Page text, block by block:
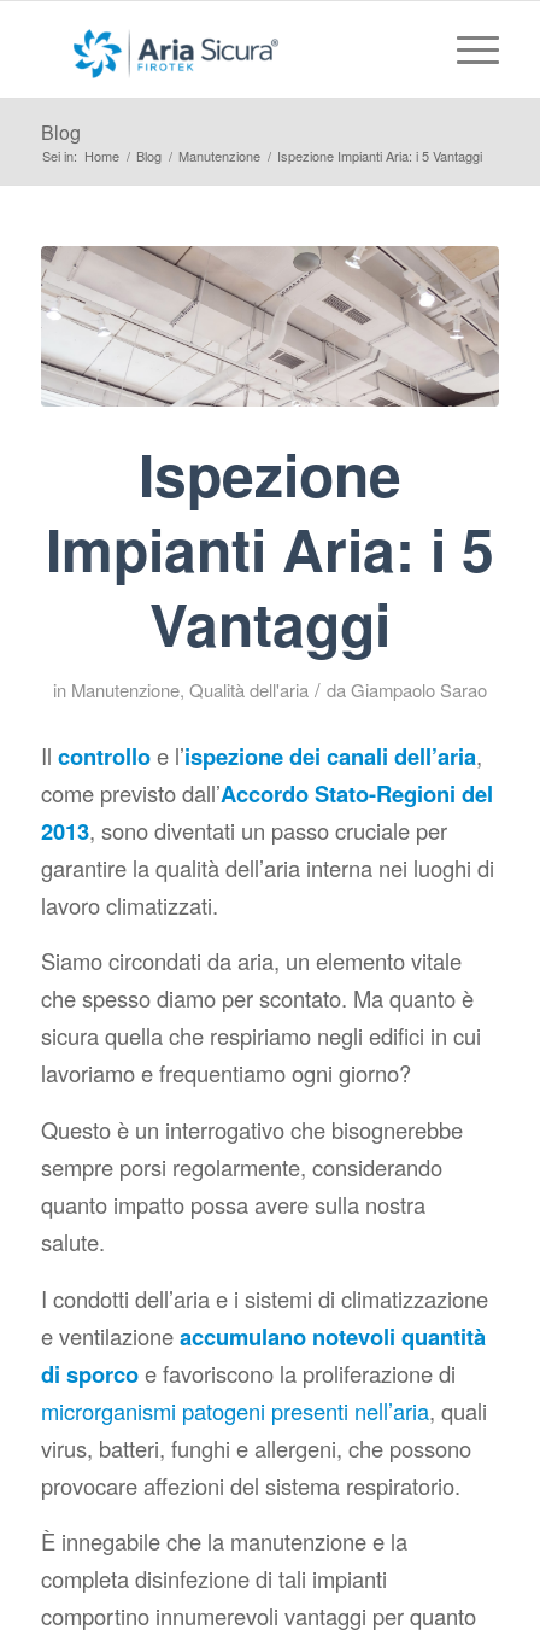
Blog
Sei in: Home / Blog / Manutenzione / Ispezione Impianti Aria: i 5 Vantaggi
Ispezione
Impianti Aria: i 5
Vantaggi
in Manutenzione, Qualità dell'aria / daGiampaolo Sarao
Il controlloe l’ispezione dei canali dell’aria,
come previsto dall’Accordo Stato-Regioni del
2013, sono diventati un passo cruciale per
garantire la qualità dell’aria interna nei luoghi di
lavoro climatizzati.
Siamo circondati da aria, un elemento vitale
che spesso diamo per scontato. Ma quanto è
sicura quella che respiriamo negli edifici in cui
lavoriamo e frequentiamo ogni giorno?
Questo è un interrogativo che bisognerebbe
sempre porsi regolarmente, considerando
quanto impatto possa avere sulla nostra
salute.
I condotti dell’aria e i sistemi di climatizzazione
e ventilazioneaccumulano notevoli quantità
di sporcoe favoriscono la proliferazione di
microrganismi patogeni presenti nell’aria, quali
virus, batteri, funghi e allergeni, che possono
provocare affezioni del sistema respiratorio.
È innegabile che la manutenzione e la
completa disinfezione di tali impianti
comportino innumerevoli vantaggi per quanto